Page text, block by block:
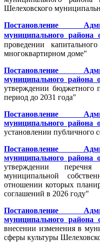
Шелеховского
Постановление
муниципального
проведении
многоквартирном доме"
Постановление
муниципального района
утверждении бюджетного
период до 2031 года"
Постановление
муниципального района
установлении публичного
Постановление
муниципального района
утверждении
муниципальной
отношении которых
соглашений в 2026 году"
Постановление
муниципального
внесении изменения в
сферы культуры